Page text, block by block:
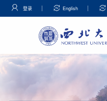
登录 English